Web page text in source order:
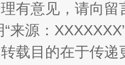
地、白藏房 除
有意见，请向
“来源：
载目的在于传